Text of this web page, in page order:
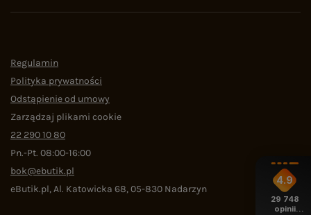
Regulamin
Polityka prywatności
Odstąpienie od umowy
Zarządzaj plikami cookie
22 290 10 80
Pn.-Pt. 08:00-16:00
bok@ebutik.pl
eButik.pl,Al. Katowicka 68,05-830 Nadarzyn
4.9
29 748
opinii